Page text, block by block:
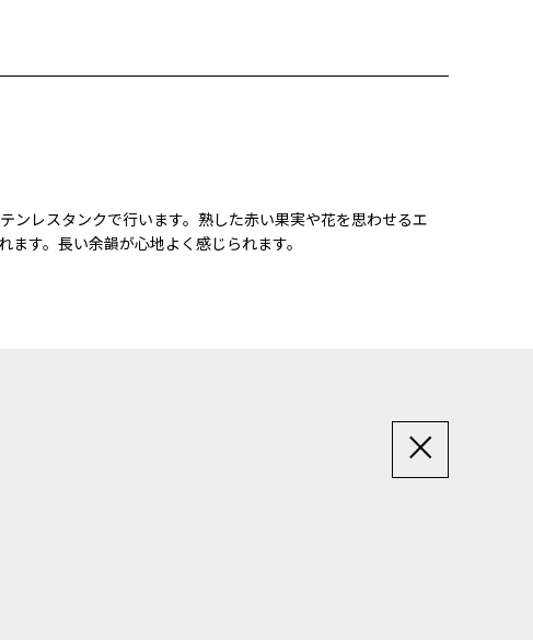
レスタンクで行います。熟した赤い果実や花を思わせるエ
す。長い余韻が心地よく感じられます。
×